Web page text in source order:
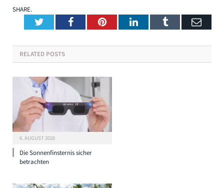
SHARE.
TwitterFacebookPinterestLinkedInTumblr
RELATED POSTS
6. AUGUST 2026
Die Sonnenfinsternis sicher
betrachten